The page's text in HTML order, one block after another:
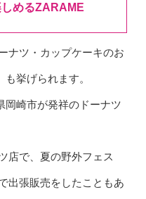
めるZARAME
ナツ・カップケーキのお
挙げられます。
岡崎市が発祥のドーナツ
店で、夏の野外フェス
出張販売をしたこともあ